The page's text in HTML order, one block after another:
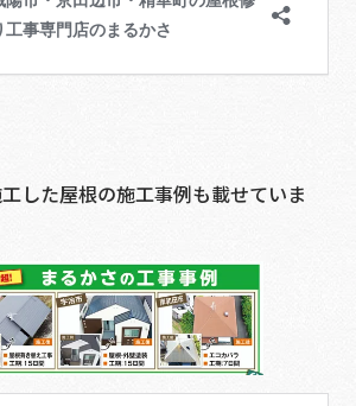
した屋根の施工事例も載せていま